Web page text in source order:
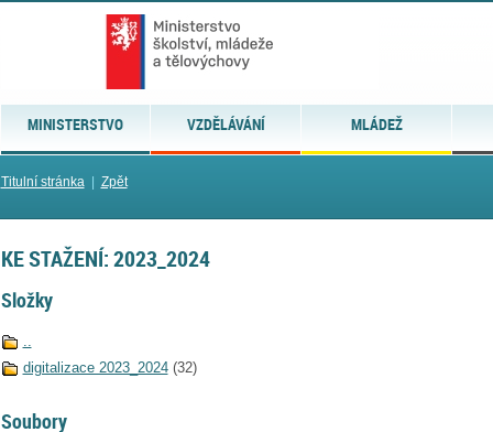
MINISTERSTVO VZDĚLÁVÁNÍ MLÁDEŽ
Titulní stránka| Zpět
KE STAŽENÍ: 2023_2024
Složky
..
digitalizace 2023_2024 (32)
Soubory